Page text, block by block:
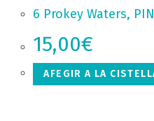
6 Prokey Waters,
15,00€
AFEGIR A LA